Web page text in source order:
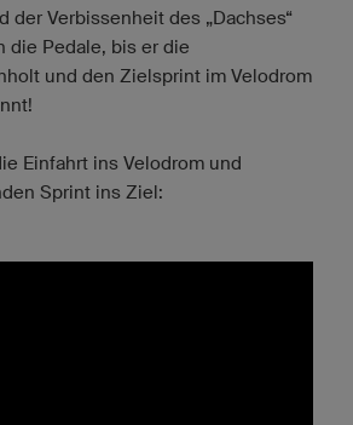
der Verbissenheit des „Dachses“
die Pedale, bis er die
und den Zielsprint im Velodrom
Einfahrt ins Velodrom und
Sprint ins Ziel: